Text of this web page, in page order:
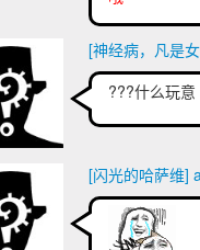
[神经病，凡是
???什么玩意
[闪光的哈萨维]